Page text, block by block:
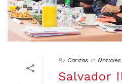
By Caritas In Noticies
Salvador